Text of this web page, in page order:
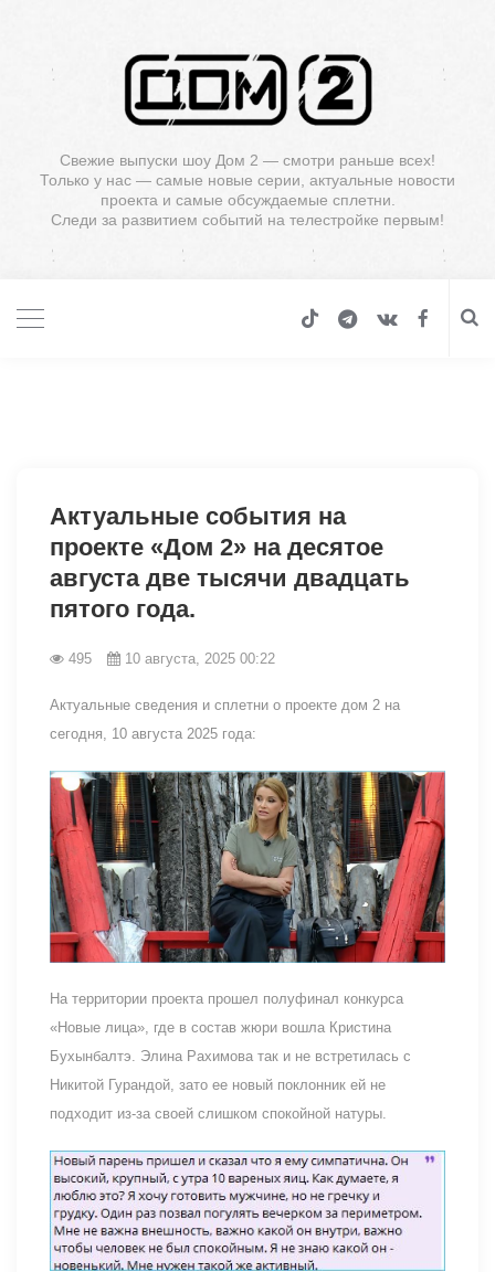
Свежие выпуски шоу Дом 2 — смотри раньше всех!
Только у нас — самые новые серии, актуальные новости
проекта и самые обсуждаемые сплетни.
Следи за развитием событий на телестройке первым!
Актуальные события на
проекте «Дом 2» на десятое
августа две тысячи двадцать
пятого года.
495 10 августа, 2025 00:22
Актуальные сведения и сплетни о проекте дом 2 на
сегодня, 10 августа 2025 года:
На территории проекта прошел полуфинал конкурса
«Новые лица», где в состав жюри вошла Кристина
Бухынбалтэ. Элина Рахимова так и не встретилась с
Никитой Гурандой, зато ее новый поклонник ей не
подходит из-за своей слишком спокойной натуры.